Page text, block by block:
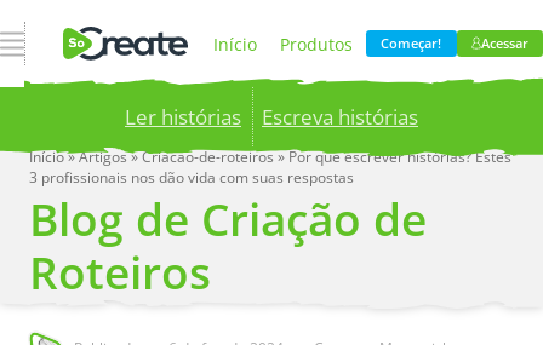
Abrir Navegação Início Produtos
Preços Blog
Empresa
Começar! Acessar
Ler histórias Escreva histórias
Publish your stories to a global audience.
now!
Início»Artigos»Criacao-de-roteiros»Por que escrever histórias? Estes
3 profissionais nos dão vida com suas respostas
Blog de Criação de
Roteiros